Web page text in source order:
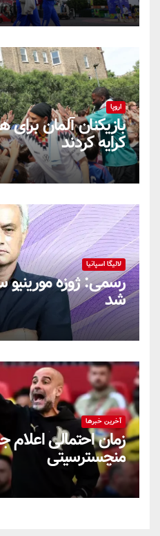
اروپا
بازیکنان آلمان برای
کرایه کردند
لالیگا اسپانیا
رسمی: ژوزه مورینیو
شد
آخرین خبرها
زمان احتمالی اعلام
منچسترسیتی